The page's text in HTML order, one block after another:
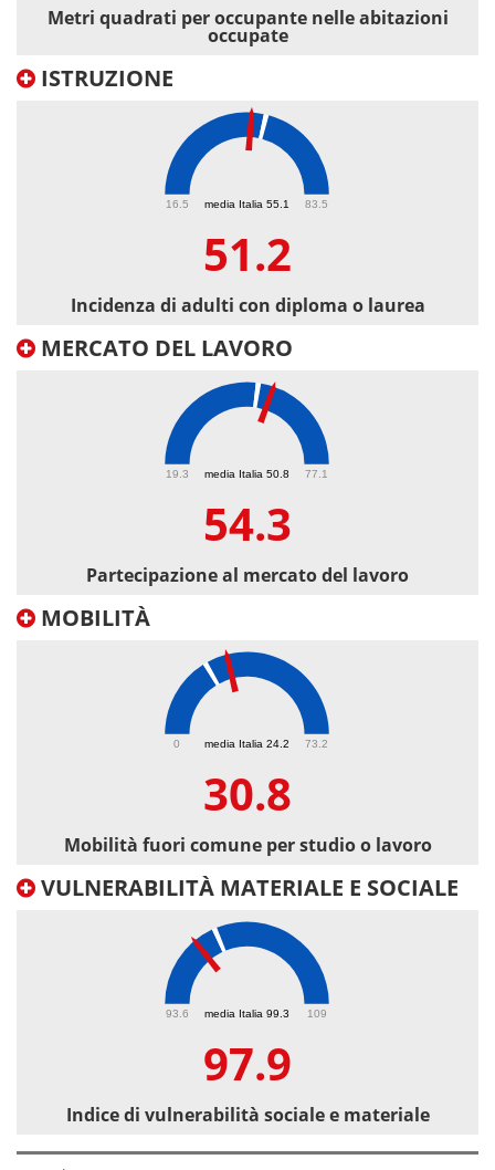
Metri quadrati per occupante nelle abitazioni
occupate
ISTRUZIONE
media Italia 55.1
16.5 83.5
51.2
Incidenza di adulti con diploma o laurea
MERCATO DEL LAVORO
media Italia 50.8
19.3 77.1
54.3
Partecipazione al mercato del lavoro
MOBILITÀ
media Italia 24.2
0 73.2
30.8
Mobilità fuori comune per studio o lavoro
VULNERABILITÀ MATERIALE E SOCIALE
media Italia 99.3
93.6 109
97.9
Indice di vulnerabilità sociale e materiale